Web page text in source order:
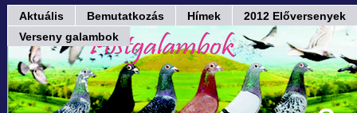
Aktuális Bemutatkozás Hímek
2012 Előversenyek
Verseny galambok